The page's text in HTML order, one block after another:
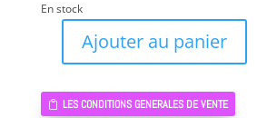
était :
2100,00 €.
En stock
quantité
MAGNUM
3
Ajouter au panier
LES CONDITIONS GENERALES DE VENTE